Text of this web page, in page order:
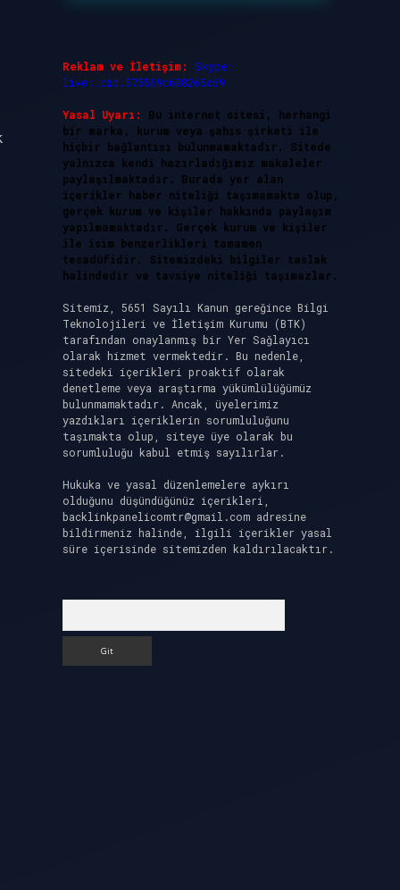
Reklam ve İletişim:
Skype:
live:.cid.575569c608265c69
Yasal Uyarı:
Bu internet sitesi, herhangi
bir marka, kurum veya şahıs şirketi ile
hiçbir bağlantısı bulunmamaktadır. Sitede
yalnızca kendi hazırladığımız makaleler
paylaşılmaktadır. Burada yer alan
içerikler haber niteliği taşımamakta olup,
gerçek kurum ve kişiler hakkında paylaşım
yapılmamaktadır. Gerçek kurum ve kişiler
ile isim benzerlikleri tamamen
tesadüfidir. Sitemizdeki bilgiler taslak
halindedir ve tavsiye niteliği taşımazlar.
Sitemiz, 5651 Sayılı Kanun gereğince Bilgi
Teknolojileri ve İletişim Kurumu (BTK)
tarafından onaylanmış bir Yer Sağlayıcı
olarak hizmet vermektedir. Bu nedenle,
sitedeki içerikleri proaktif olarak
denetleme veya araştırma yükümlülüğümüz
bulunmamaktadır. Ancak, üyelerimiz
yazdıkları içeriklerin sorumluluğunu
taşımakta olup, siteye üye olarak bu
sorumluluğu kabul etmiş sayılırlar.
Hukuka ve yasal düzenlemelere aykırı
olduğunu düşündüğünüz içerikleri,
backlinkpanelicomtr@gmail.comadresine
bildirmeniz halinde, ilgili içerikler yasal
süre içerisinde sitemizden kaldırılacaktır.